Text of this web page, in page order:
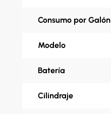
Consumo por Galón
Modelo
Batería
Cilindraje